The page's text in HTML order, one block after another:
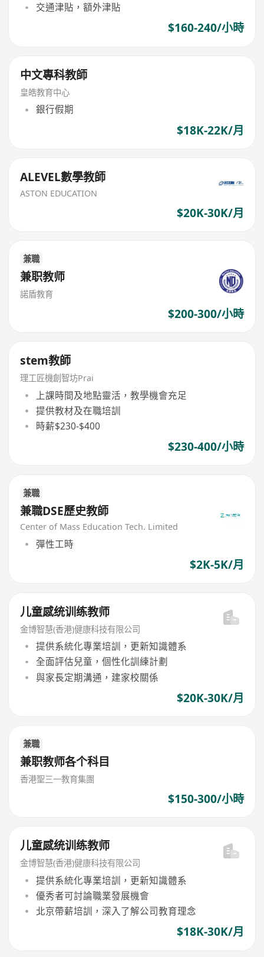
交通津貼，額外津貼
$160-240/小時
中文專科教師
皇皓教育中心
銀行假期
$18K-22K/月
ALEVEL數學教師
ASTON EDUCATION
$20K-30K/月
兼職
兼职教师
諾盾教育
$200-300/小時
stem教師
理工匠機創智坊Prai
上課時間及地點靈活，教學機會充足
提供教材及在職培訓
時薪$230-$400
$230-400/小時
兼職
兼職DSE歷史教師
Center of Mass Education Tech. Limited
彈性工時
$2K-5K/月
儿童感统训练教师
金博智慧(香港)健康科技有限公司
提供系統化專業培訓，更新知識體系
全面評估兒童，個性化訓練計劃
與家長定期溝通，建家校關係
$20K-30K/月
兼職
兼职教师各个科目
香港聖三一教育集團
$150-300/小時
儿童感统训练教师
金博智慧(香港)健康科技有限公司
提供系統化專業培訓，更新知識體系
優秀者可討論職業發展機會
北京帶薪培訓，深入了解公司教育理念
$18K-30K/月